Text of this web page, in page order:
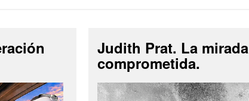
Judith Prat. La mirada
comprometida.